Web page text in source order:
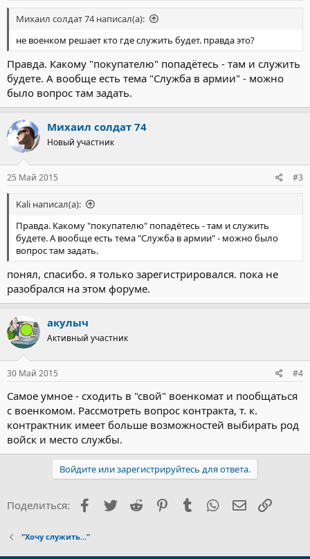
Михаил солдат 74 написал(а):
не военком решает кто где служить будет. правда это?
Правда. Какому "покупателю" попадётесь - там и служить
будете. А вообще есть тема "Служба в армии" - можно
было вопрос там задать.
Михаил солдат 74
Новый участник
25 Май 2015 #3
Kali написал(а):
Правда. Какому "покупателю" попадётесь - там и служить
будете. А вообще есть тема "Служба в армии" - можно было
вопрос там задать.
понял, спасибо. я только зарегистрировался. пока не
разобрался на этом форуме.
акулыч
Активный участник
30 Май 2015 #4
Самое умное - сходить в "свой" военкомат и пообщаться
с военкомом. Рассмотреть вопрос контракта, т. к.
контрактник имеет больше возможностей выбирать род
войск и место службы.
Войдите или зарегистрируйтесь для ответа.
Поделиться: Facebook
Twitter Reddit PinterestTumblr WhatsApp
"Хочу служить..."